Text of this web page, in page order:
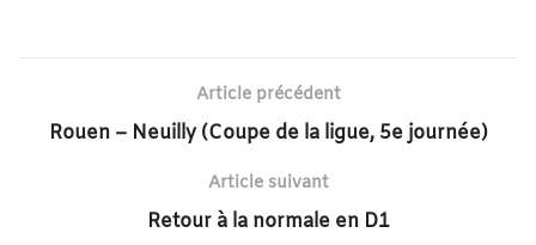
Article précédent
Rouen – Neuilly (Coupe de la ligue, 5e journée)
Article suivant
Retour à la normale en D1